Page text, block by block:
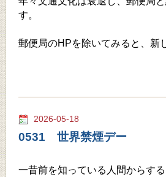
す。
郵便局のHPを除いてみると、新
2026-05-18
0531 世界禁煙デー
一昔前を知っている人間からする